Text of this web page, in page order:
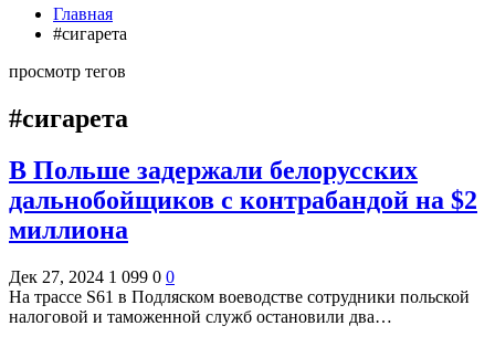
Главная
#сигарета
просмотр тегов
#сигарета
В Польше задержали белорусских
дальнобойщиков с контрабандой на $2
миллиона
Дек 27, 2024 1 099 0 0
На трассе S61 в Подляском воеводстве сотрудники польской
налоговой и таможенной служб остановили два…